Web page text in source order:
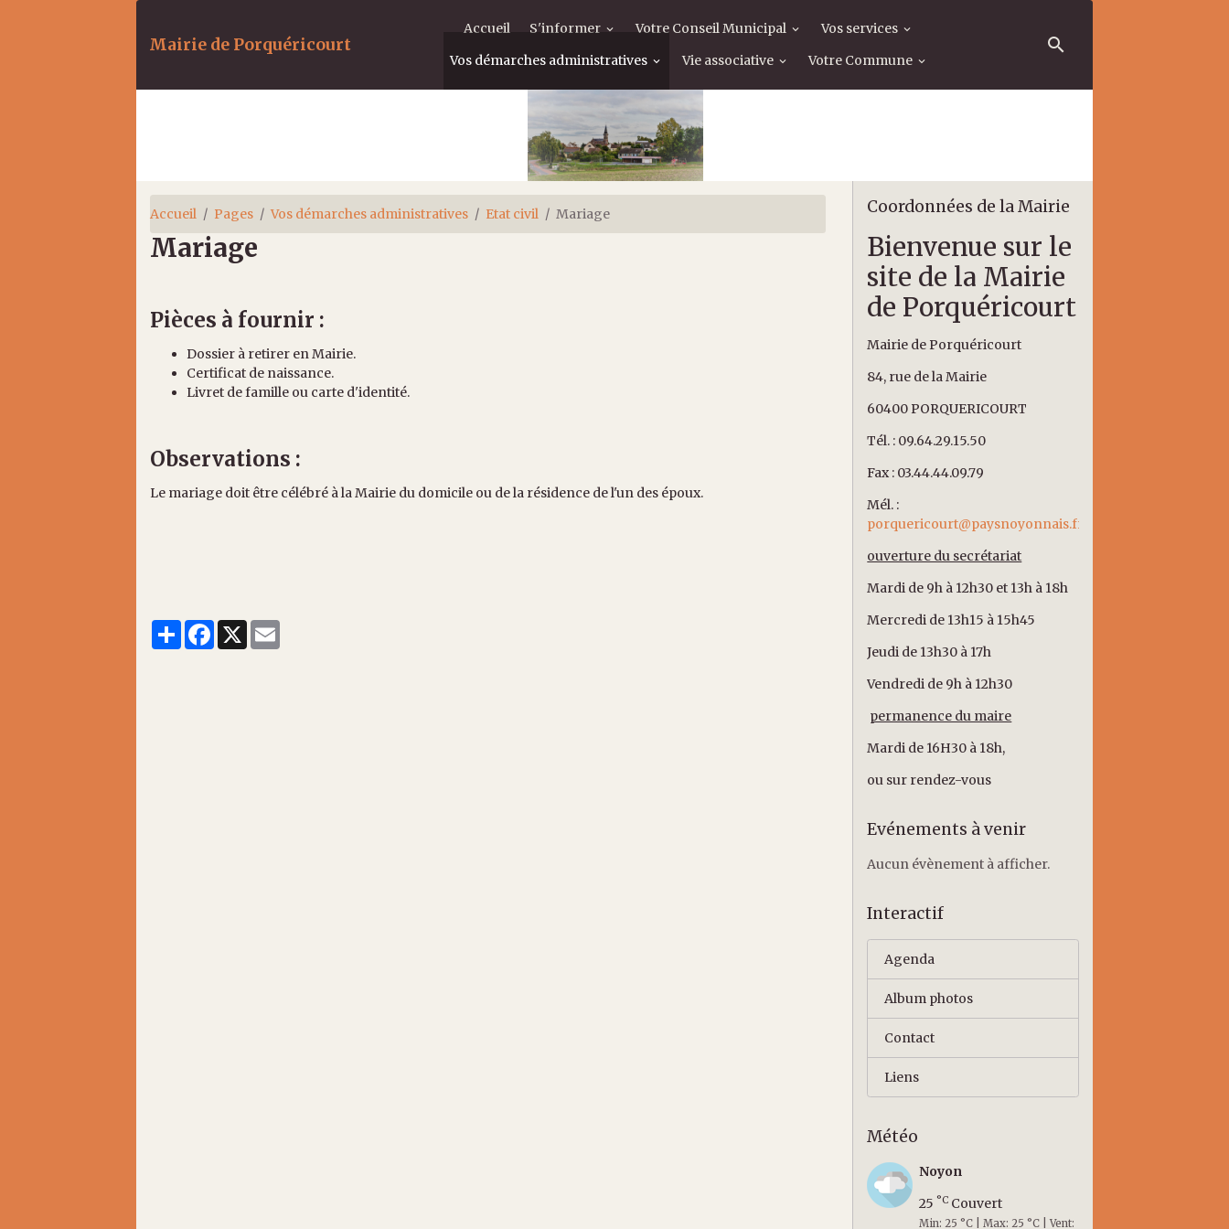
Mairie de Porquéricourt
Accueil S'informer Votre Conseil Municipal
Vos services
Vos démarches administratives
Vie associative Votre Commune
Accueil Pages Vos démarches administratives Etat civil Mariage
Mariage
Pièces à fournir :
Dossier à retirer en Mairie.
Certificat de naissance.
Livret de famille ou carte d'identité.
Observations :
Le mariage doit être célébré à la Mairie du domicile ou de la résidence de l'un des époux.
PartagerFacebook
X
Coordonnées de la Mairie
Bienvenue sur le
site de la Mairie
de Porquéricourt
Mairie de Porquéricourt
84, rue de la Mairie
60400 PORQUERICOURT
Tél. : 09.64.29.15.50
Fax : 03.44.44.09.79
Mél. :
porquericourt@paysnoyonnais.fr
ouverture du secrétariat
Mardi de 9h à 12h30 et 13h à 18h
Mercredi de 13h15 à 15h45
Jeudi de 13h30 à 17h
Vendredi de 9h à 12h30
permanence du maire
Mardi de 16H30 à 18h,
ou sur rendez-vous
Evénements à venir
Aucun évènement à afficher.
Interactif
Agenda
Album photos
Contact
Liens
Météo
Noyon
25 °C Couvert
Min: 25 °C | Max: 25 °C | Vent: